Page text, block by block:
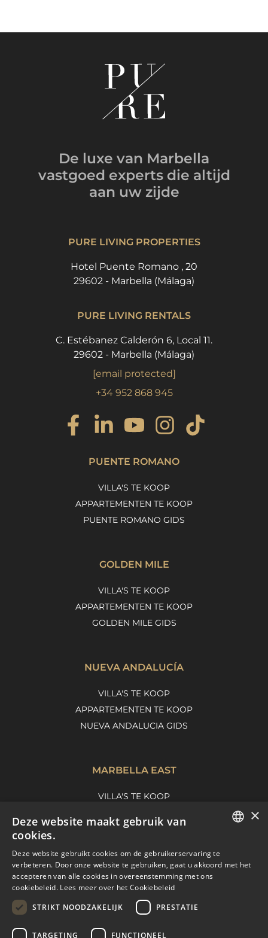
De luxe van Marbella
vastgoed experts die altijd
aan uw zijde
PURE LIVING PROPERTIES
Hotel Puente Romano , 20
29602 - Marbella (Málaga)
PURE LIVING RENTALS
C. Estébanez Calderón 6, Local 11.
29602 - Marbella (Málaga)
[email protected]
+34 952 868 945
PUENTE ROMANO
VILLA'S TE KOOP
APPARTEMENTEN TE KOOP
PUENTE ROMANO GIDS
GOLDEN MILE
VILLA'S TE KOOP
APPARTEMENTEN TE KOOP
GOLDEN MILE GIDS
NUEVA ANDALUCÍA
VILLA'S TE KOOP
APPARTEMENTEN TE KOOP
NUEVA ANDALUCIA GIDS
MARBELLA EAST
VILLA'S TE KOOP
MARBELLA EAST GUIDE
SPANISH
×
Deze website maakt gebruik van
cookies.
Deze website gebruikt cookies om de gebruikerservaring te
verbeteren. Door onze website te gebruiken, gaat u akkoord met het
accepteren van alle cookies in overeenstemming met ons
cookiebeleid. Lees meer over het Cookiebeleid
STRIKT NOODZAKELIJK
PRESTATIE
TARGETING FUNCTIONEEL